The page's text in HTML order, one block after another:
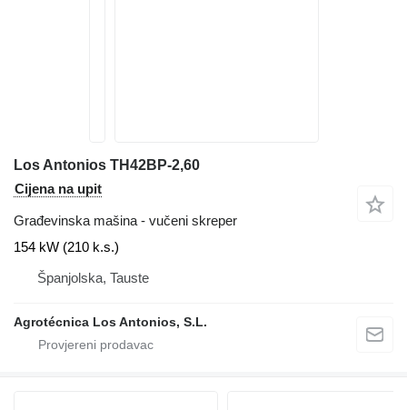
Los Antonios TH42BP-2,60
Cijena na upit
Građevinska mašina - vučeni skreper
154 kW (210 k.s.)
Španjolska, Tauste
Agrotécnica Los Antonios, S.L.